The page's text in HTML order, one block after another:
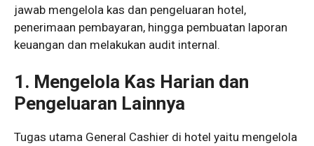
jawab mengelola kas dan pengeluaran hotel,
penerimaan pembayaran, hingga pembuatan laporan
keuangan dan melakukan audit internal.
1. Mengelola Kas Harian dan
Pengeluaran Lainnya
Tugas utama General Cashier di hotel yaitu mengelola